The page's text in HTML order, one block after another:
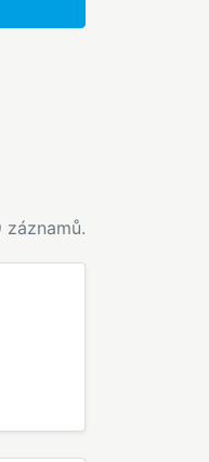
záznamů.